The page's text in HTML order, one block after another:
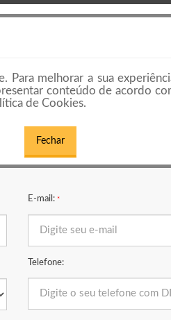
CONOSCO
E-mail: *
Telefone:
melhorar a sua
conteúdo de acordo
de Cookies.
Fechar